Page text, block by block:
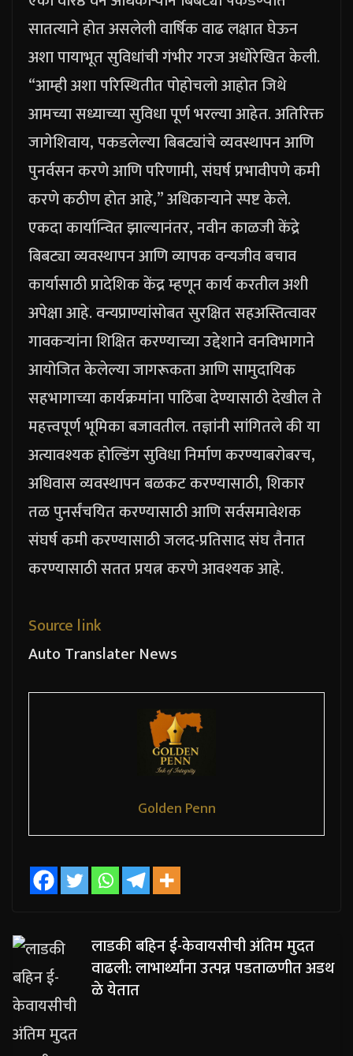
सातत्याने होत असलेली वार्षिक वाढ लक्षात घेऊन
अशा पायाभूत सुविधांची गंभीर गरज अधोरेखित केली.
“आम्ही अशा परिस्थितीत पोहोचलो आहोत जिथे
आमच्या सध्याच्या सुविधा पूर्ण भरल्या आहेत. अतिरिक्त
जागेशिवाय, पकडलेल्या बिबट्यांचे व्यवस्थापन आणि
पुनर्वसन करणे आणि परिणामी, संघर्ष प्रभावीपणे कमी
करणे कठीण होत आहे,” अधिकाऱ्याने स्पष्ट केले.
एकदा कार्यान्वित झाल्यानंतर, नवीन काळजी केंद्रे
बिबट्या व्यवस्थापन आणि व्यापक वन्यजीव बचाव
कार्यासाठी प्रादेशिक केंद्र म्हणून कार्य करतील अशी
अपेक्षा आहे.वन्यप्राण्यांसोबत सुरक्षित सहअस्तित्वावर
गावकऱ्यांना शिक्षित करण्याच्या उद्देशाने वनविभागाने
आयोजित केलेल्या जागरूकता आणि सामुदायिक
सहभागाच्या कार्यक्रमांना पाठिंबा देण्यासाठी देखील ते
महत्त्वपूर्ण भूमिका बजावतील.तज्ञांनी सांगितले की या
अत्यावश्यक होल्डिंग सुविधा निर्माण करण्याबरोबरच,
अधिवास व्यवस्थापन बळकट करण्यासाठी, शिकार
तळ पुनर्संचयित करण्यासाठी आणि सर्वसमावेशक
संघर्ष कमी करण्यासाठी जलद-प्रतिसाद संघ तैनात
करण्यासाठी सतत प्रयत्न करणे आवश्यक आहे.
Source link
Auto Translater News
Golden Penn
लाडकी बहिन ई-केवायसीची अंतिम मुदत
वाढली: लाभार्थ्यांना उत्पन्न पडताळणीत अडथ
ळे येतात